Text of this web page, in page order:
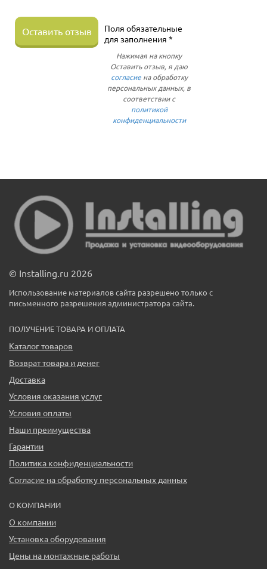
Оставить отзыв
Поля обязательные
для заполнения *
Нажимая на кнопку
Оставить отзыв, я даю
согласиена обработку
персональных данных, в
соответствии с
политикой
конфиденциальности
© Installing.ru 2026
Использование материалов сайта разрешено только с
письменного разрешения администратора сайта.
ПОЛУЧЕНИЕ ТОВАРА И ОПЛАТА
Каталог товаров
Возврат товара и денег
Доставка
Условия оказания услуг
Условия оплаты
Наши преимущества
Гарантии
Политика конфиденциальности
Согласие на обработку персональных данных
О КОМПАНИИ
О компании
Установка оборудования
Цены на монтажные работы